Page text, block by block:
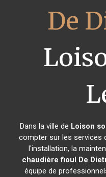
De
Dans la ville de Loison
compter sur les services
l'installation, la
chaudière fioul De
équipe de